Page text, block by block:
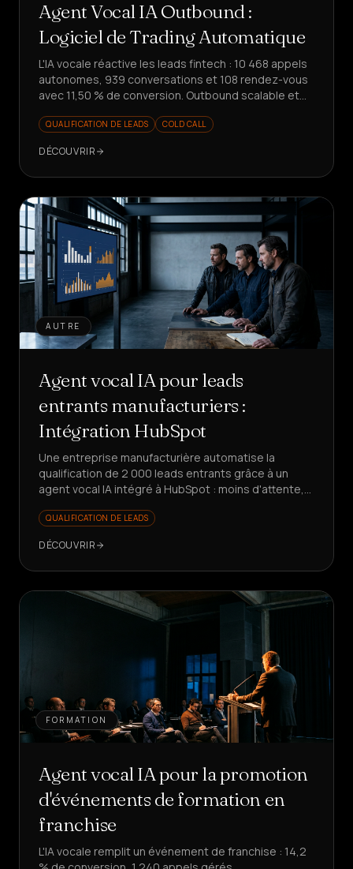
Agent Vocal IA Outbound :
Logiciel de Trading Automatique
L'IA vocale réactive les leads fintech : 10 468 appels
autonomes, 939 conversations et 108 rendez-vous
avec 11,50 % de conversion. Outbound scalable et
QUALIFICATION DE LEADS COLD CALL
DÉCOUVRIR
AUTRE
Agent vocal IA pour leads
entrants manufacturiers :
Intégration HubSpot
Une entreprise manufacturière automatise la
qualification de 2 000 leads entrants grâce à un
agent vocal IA intégré à HubSpot : moins d'attente,
valeur.
QUALIFICATION DE LEADS
DÉCOUVRIR
FORMATION
Agent vocal IA pour la promotion
d'événements de formation en
franchise
L'IA vocale remplit un événement de franchise : 14,2